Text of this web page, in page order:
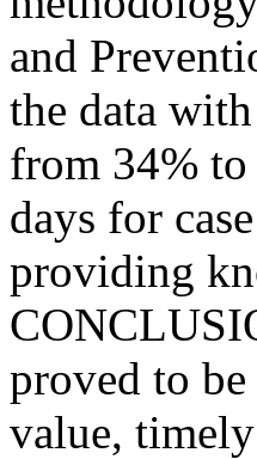
and
the data
from 34% to
days for
providing
proved to
value,